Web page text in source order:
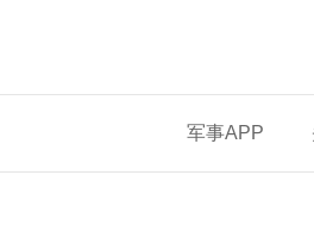
军事APP